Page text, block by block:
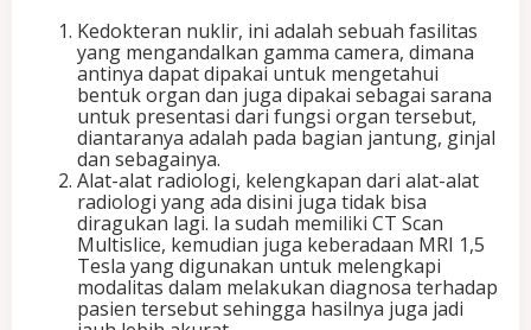
t
e
k
n
o
l
o
g
C
a
n
g
g
Kedokteran nuklir, ini adalah sebuah fasilitas
yang mengandalkan gamma camera, dimana
antinya dapat dipakai untuk mengetahui
bentuk organ dan juga dipakai sebagai sarana
untuk presentasi dari fungsi organ tersebut,
diantaranya adalah pada bagian jantung, ginjal
dan sebagainya.
Alat-alat radiologi, kelengkapan dari alat-alat
radiologi yang ada disini juga tidak bisa
diragukan lagi. Ia sudah memiliki CT Scan
Multislice, kemudian juga keberadaan MRI 1,5
Tesla yang digunakan untuk melengkapi
modalitas dalam melakukan diagnosa terhadap
pasien tersebut sehingga hasilnya juga jadi